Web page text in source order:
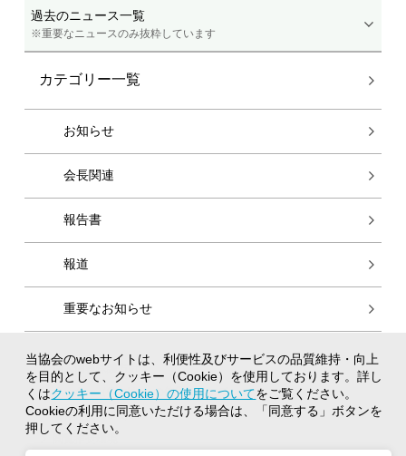
過去のニュース一覧
※重要なニュースのみ抜粋しています
カテゴリー一覧
お知らせ
会長関連
報告書
報道
重要なお知らせ
個人情報保護方針
クッキー（Cookie）の使用について
著作権について
閲覧推奨環境
当協会のwebサイトは、利便性及びサービスの品質維持・向上
を目的として、クッキー（Cookie）を使用しております。詳し
くはクッキー（Cookie）の使用についてをご覧ください。
Cookieの利用に同意いただける場合は、「同意する」ボタンを
押してください。